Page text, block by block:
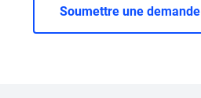
Soumettre une demande